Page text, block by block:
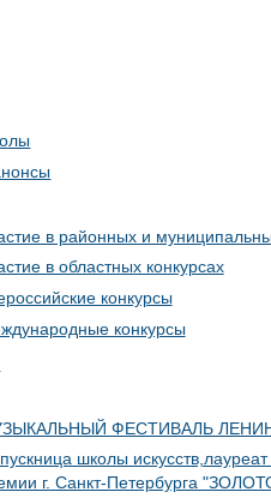
в районных и
в областных конкурсах
конкурсы
конкурсы
ФЕСТИВАЛЬ
школы
г. Санкт-Петербурга